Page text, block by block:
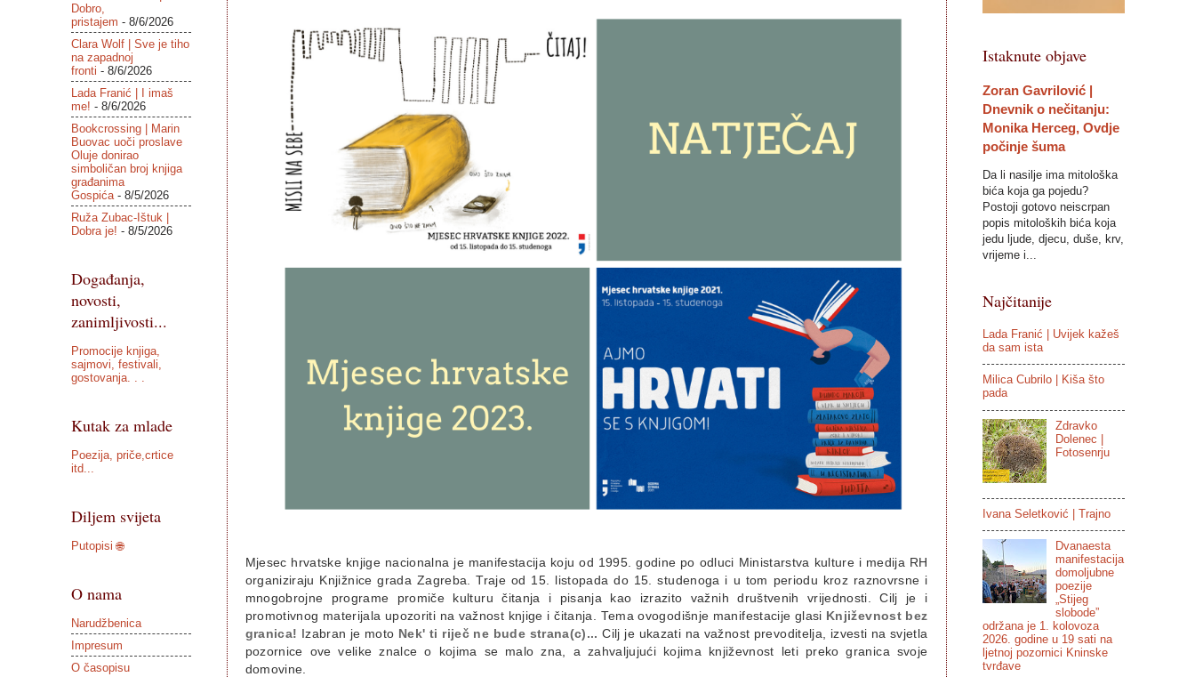
Mjesec hrvatske knjige nacionalna je manifestacija koju od 1995. godine po odluci Ministarstva kulture i medija RH
organiziraju Knjižnice grada Zagreba. Traje od 15. listopada do 15. studenoga i u tom periodu kroz raznovrsne i
mnogobrojne programe promiče kulturu čitanja i pisanja kao izrazito važnih društvenih vrijednosti. Cilj je i
promotivnog materijala upozoriti na važnost knjige i čitanja. Tema ovogodišnje manifestacije glasi Književnost bez
granica! Izabran je moto Nek' ti riječ ne bude strana(c)... Cilj je ukazati na važnost prevoditelja, izvesti na svjetla
pozornice ove velike znalce o kojima se malo zna, a zahvaljujući kojima književnost leti preko granica svoje
domovine.
Dobro,
pristajem - 8/6/2026
Clara Wolf | Sve je tiho
na zapadnoj
fronti - 8/6/2026
Lada Franić | I imaš
me! - 8/6/2026
Bookcrossing | Marin
Buovac uoči proslave
Oluje donirao
simboličan broj knjiga
građanima
Gospića- 8/5/2026
Ruža Zubac-Ištuk |
Dobra je! - 8/5/2026
Događanja,
novosti,
zanimljivosti...
Promocije knjiga,
sajmovi, festivali,
gostovanja. . .
Kutak za mlade
Poezija, priče,crtice
itd...
Diljem svijeta
Putopisi 🌐
O nama
Narudžbenica
Impresum
O časopisu
Istaknute objave
Zoran Gavrilović |
Dnevnik o nečitanju:
Monika Herceg, Ovdje
počinje šuma
Da li nasilje ima mitološka
bića koja ga pojedu?
Postoji gotovo neiscrpan
popis mitoloških bića koja
jedu ljude, djecu, duše, krv,
vrijeme i...
Najčitanije
Lada Franić | Uvijek kažeš
da sam ista
Milica Cubrilo | Kiša što
pada
Zdravko
Dolenec |
Fotosenrju
Ivana Seletković | Trajno
Dvanaesta
manifestacija
domoljubne
poezije
„Stijeg
slobode”
održana je 1. kolovoza
2026. godine u 19 sati na
ljetnoj pozornici Kninske
tvrđave